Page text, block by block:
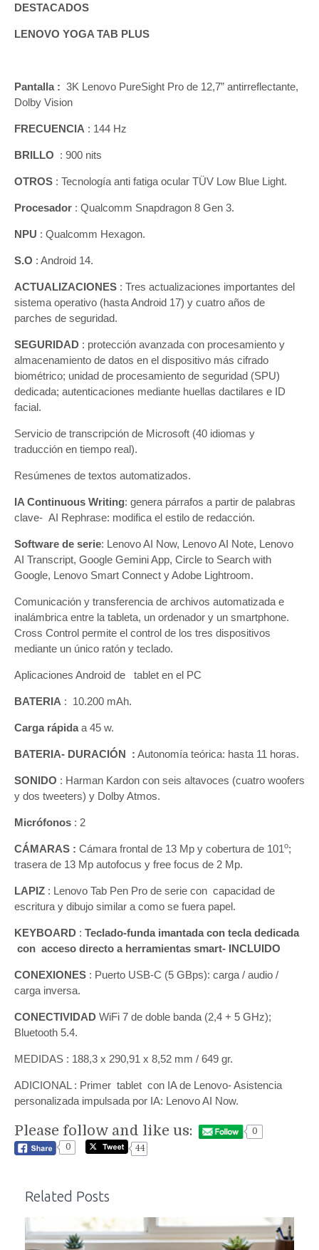
DESTACADOS
LENOVO YOGA TAB PLUS
Pantalla : 3K Lenovo PureSight Pro de 12,7” antirreflectante,
Dolby Vision
FRECUENCIA : 144 Hz
BRILLO : 900 nits
OTROS : Tecnología anti fatiga ocular TÜV Low Blue Light.
Procesador : Qualcomm Snapdragon 8 Gen 3.
NPU : Qualcomm Hexagon.
S.O : Android 14.
ACTUALIZACIONES : Tres actualizaciones importantes del
sistema operativo (hasta Android 17) y cuatro años de
parches de seguridad.
SEGURIDAD : protección avanzada con procesamiento y
almacenamiento de datos en el dispositivo más cifrado
biométrico; unidad de procesamiento de seguridad (SPU)
dedicada; autenticaciones mediante huellas dactilares e ID
facial.
Servicio de transcripción de Microsoft (40 idiomas y
traducción en tiempo real).
Resúmenes de textos automatizados.
IA Continuous Writing: genera párrafos a partir de palabras
clave- AI Rephrase: modifica el estilo de redacción.
Software de serie: Lenovo AI Now, Lenovo AI Note, Lenovo
AI Transcript, Google Gemini App, Circle to Search with
Google, Lenovo Smart Connect y Adobe Lightroom.
Comunicación y transferencia de archivos automatizada e
inalámbrica entre la tableta, un ordenador y un smartphone.
Cross Control permite el control de los tres dispositivos
mediante un único ratón y teclado.
Aplicaciones Android de tablet en el PC
BATERIA : 10.200 mAh.
Carga rápidaa 45 w.
BATERIA- DURACIÓN : Autonomía teórica: hasta 11 horas.
SONIDO : Harman Kardon con seis altavoces (cuatro woofers
y dos tweeters) y Dolby Atmos.
Micrófonos : 2
CÁMARAS : Cámara frontal de 13 Mp y cobertura de 101o;
trasera de 13 Mp autofocus y free focus de 2 Mp.
LAPIZ : Lenovo Tab Pen Pro de serie con capacidad de
escritura y dibujo similar a como se fuera papel.
KEYBOARD : Teclado-funda imantada con tecla dedicada
con acceso directo a herramientas smart- INCLUIDO
CONEXIONES : Puerto USB-C (5 GBps): carga / audio /
carga inversa.
CONECTIVIDAD WiFi 7 de doble banda (2,4 + 5 GHz);
Bluetooth 5.4.
MEDIDAS : 188,3 x 290,91 x 8,52 mm / 649 gr.
ADICIONAL : Primer tablet con IA de Lenovo- Asistencia
personalizada impulsada por IA: Lenovo AI Now.
Please follow and like us:
0
0
44
Related Posts